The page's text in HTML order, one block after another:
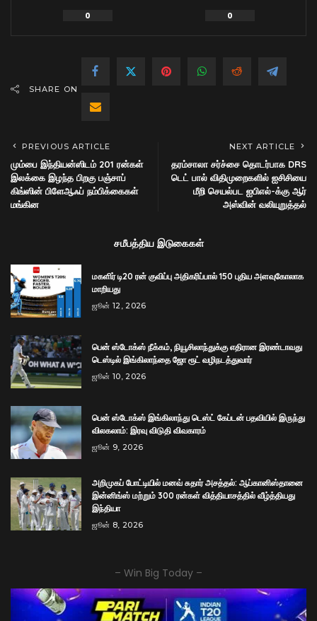
0 0
SHARE ON
PREVIOUS ARTICLE
மும்பை இந்தியன்ஸிடம் 201 ரன்கள்
இலக்கை இழந்த பிறகு பஞ்சாப்
கிங்ஸின் பிளேஆஃப் நம்பிக்கைகள்
மங்கின
NEXT ARTICLE
தரம்சாலா சர்ச்சை தொடர்பாக DRS
டெட் பால் விதிமுறைகளில் ஐசிசியை
மீறி செயல்பட ஐபிஎல்-க்கு ஆர்
அஸ்வின் வலியுறுத்தல்
சமீபத்திய இடுகைகள்
மகளிர் டி20 ரன் குவிப்பு அதிகரிப்பால் 150 புதிய அளவுகோலாக
மாறியது
ஜூன் 12, 2026
பென் ஸ்டோக்ஸ் நீக்கம், நியூசிலாந்துக்கு எதிரான இரண்டாவது
டெஸ்டில் இங்கிலாந்தை ஜோ ரூட் வழிநடத்துவார்
ஜூன் 10, 2026
பென் ஸ்டோக்ஸ் இங்கிலாந்து டெஸ்ட் கேப்டன் பதவியில் இருந்து
விலகலாம்: இரவு விடுதி விவகாரம்
ஜூன் 9, 2026
அறிமுகப் போட்டியில் மனவ் சுதார் அசத்தல்: ஆப்கானிஸ்தானை
இன்னிங்ஸ் மற்றும் 300 ரன்கள் வித்தியாசத்தில் வீழ்த்தியது
இந்தியா
ஜூன் 8, 2026
– Win Big Today –